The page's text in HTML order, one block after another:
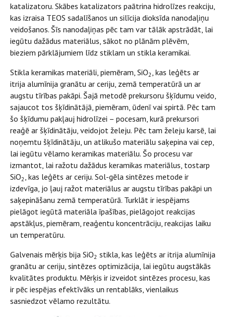
katalizatoru. Skābes katalizators paātrina hidrolīzes reakciju,
kas izraisa TEOS sadalīšanos un silīcija dioksīda nanodaļiņu
veidošanos. Šīs nanodaļiņas pēc tam var tālāk apstrādāt, lai
iegūtu dažādus materiālus, sākot no plānām plēvēm,
bieziem pārklājumiem līdz stiklam un stikla keramikai.
Stikla keramikas materiāli, piemēram, SiO2, kas leģēts ar
itrija alumīnija granātu ar ceriju, zemā temperatūrā un ar
augstu tīrības pakāpi. Šajā metodē prekursoru šķīdumu veido,
sajaucot tos šķīdinātājā, piemēram, ūdenī vai spirtā. Pēc tam
šo šķīdumu pakļauj hidrolīzei – pocesam, kurā prekursori
reaģē ar šķīdinātāju, veidojot želeju. Pēc tam želeju karsē, lai
noņemtu šķīdinātāju, un atlikušo materiālu saķepina vai cep,
lai iegūtu vēlamo keramikas materiālu. Šo procesu var
izmantot, lai ražotu dažādus keramikas materiālus, tostarp
SiO2, kas leģēts ar ceriju. Sol-gēla sintēzes metode ir
izdevīga, jo ļauj ražot materiālus ar augstu tīrības pakāpi un
saķepināšanu zemā temperatūrā. Turklāt ir iespējams
pielāgot iegūtā materiāla īpašības, pielāgojot reakcijas
apstākļus, piemēram, reaģentu koncentrāciju, reakcijas laiku
un temperatūru.
Galvenais mērķis bija SiO2 stikla, kas leģēts ar itrija alumīnija
granātu ar ceriju, sintēzes optimizācija, lai iegūtu augstākās
kvalitātes produktu. Mērķis ir izveidot sintēzes procesu, kas
ir pēc iespējas efektīvāks un rentablāks, vienlaikus
sasniedzot vēlamo rezultātu.